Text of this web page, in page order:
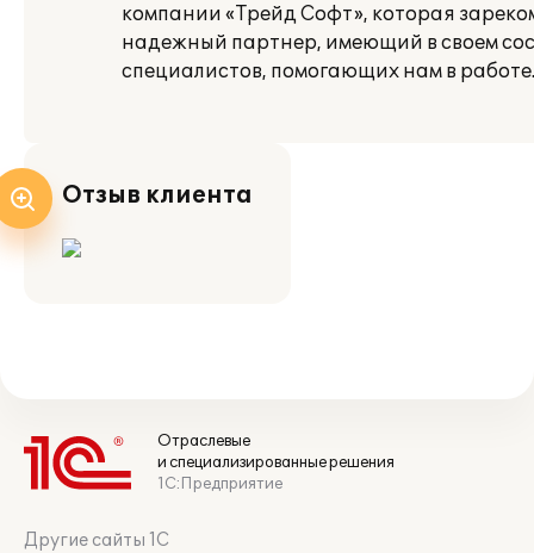
компании «Трейд Софт», которая
надежный партнер, имеющий в своем
специалистов, помогающих нам в работе.
Отзыв клиента
Отраслевые
и специализированные решения
1С:Предприятие
Другие сайты 1С